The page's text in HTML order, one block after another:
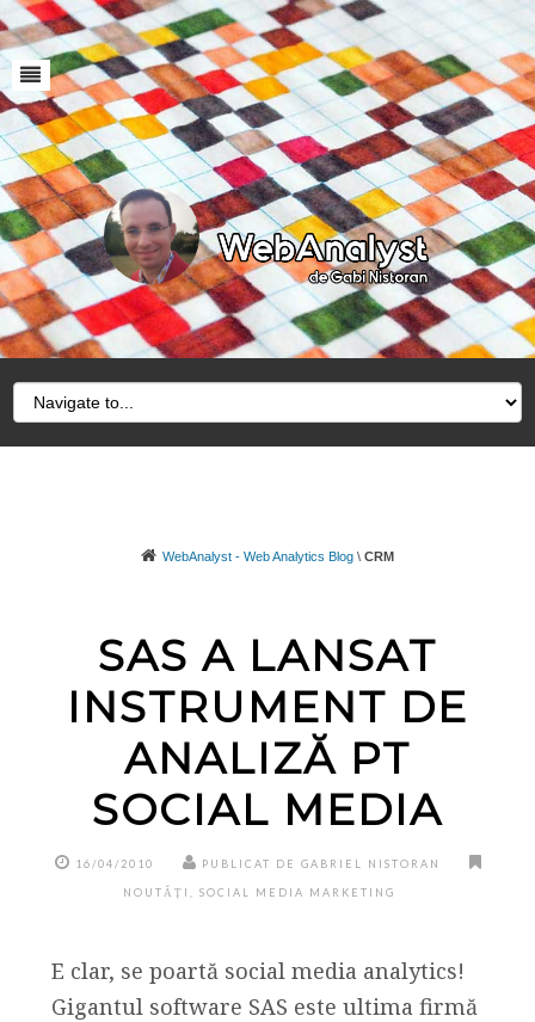
WebAnalyst - Web Analytics Blog \ CRM
SAS A LANSAT
INSTRUMENT DE
ANALIZĂ PT
SOCIAL MEDIA
16/04/2010 PUBLICAT DE GABRIEL NISTORAN
NOUTĂȚI SOCIAL MEDIA MARKETING
E clar, se poartă social media analytics!
Gigantul software SAS este ultima firmă